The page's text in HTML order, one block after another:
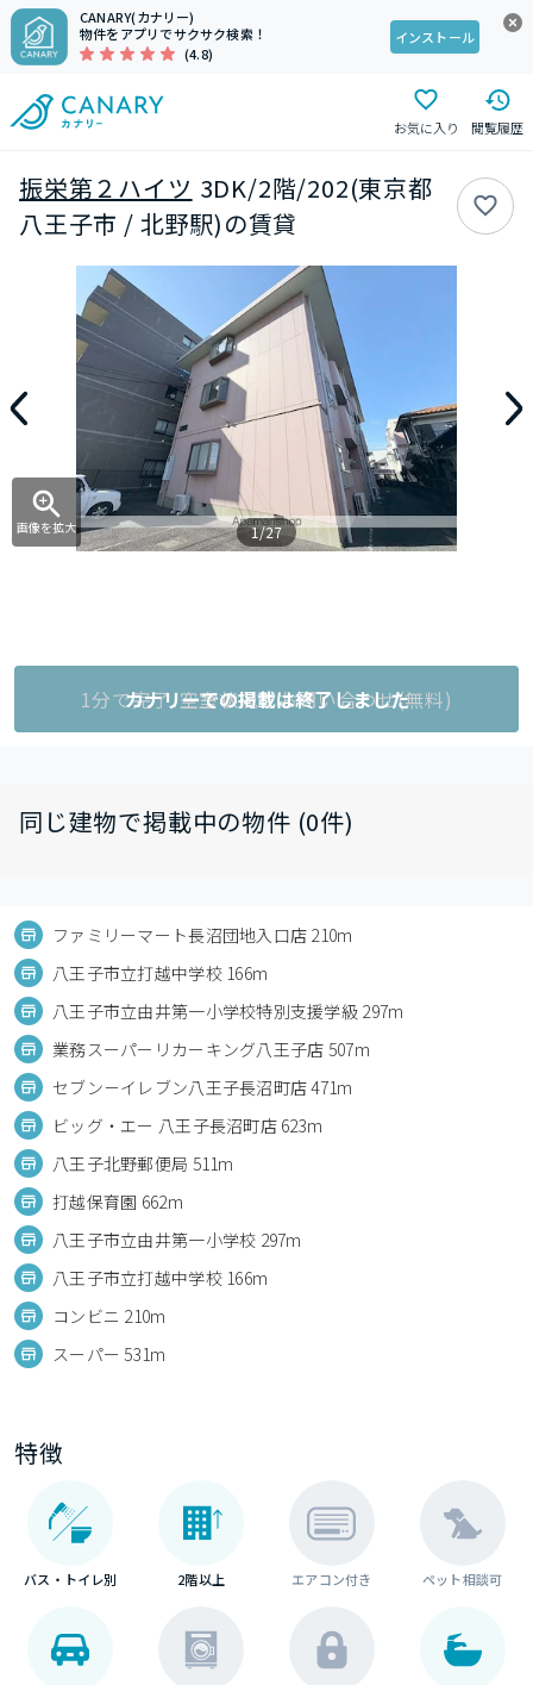
CANARY(カナリー)
物件をアプリでサクサク検索！
(4.8)
インストール
お気に入り 閲覧履歴
振栄第２ハイツ 3DK/2階/202(東京都
八王子市 / 北野駅)の賃貸
画像を拡大 1/27
1分で完了!空室状況をお問い合わせ(無料)
カナリーでの掲載は終了しました
同じ建物で掲載中の物件 (0件)
ファミリーマート長沼団地入口店 210m
八王子市立打越中学校 166m
八王子市立由井第一小学校特別支援学級 297m
業務スーパーリカーキング八王子店 507m
セブン－イレブン八王子長沼町店 471m
ビッグ・エー 八王子長沼町店 623m
八王子北野郵便局 511m
打越保育園 662m
八王子市立由井第一小学校 297m
八王子市立打越中学校 166m
コンビニ 210m
スーパー 531m
特徴
バス・トイレ別 2階以上 エアコン付き ペット相談可